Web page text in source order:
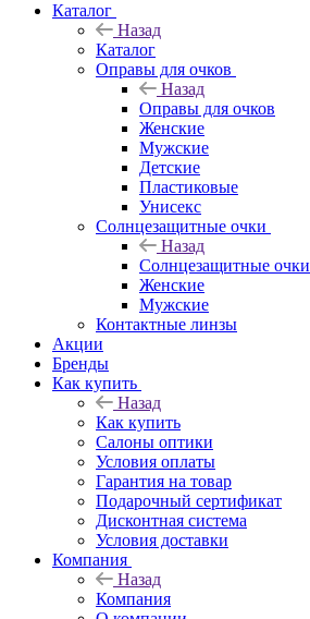
Каталог
Назад
Каталог
Оправы для очков
Назад
Оправы для очков
Женские
Мужские
Детские
Пластиковые
Унисекс
Солнцезащитные очки
Назад
Солнцезащитные очки
Женские
Мужские
Контактные линзы
Акции
Бренды
Как купить
Назад
Как купить
Салоны оптики
Условия оплаты
Гарантия на товар
Подарочный сертификат
Дисконтная система
Условия доставки
Компания
Назад
Компания